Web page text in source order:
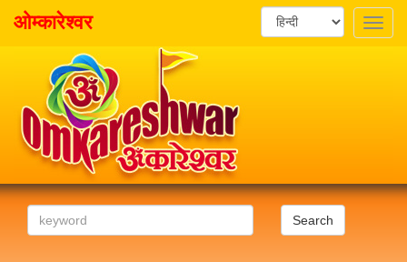
Toggle
ओम्कारेश्वर
Search